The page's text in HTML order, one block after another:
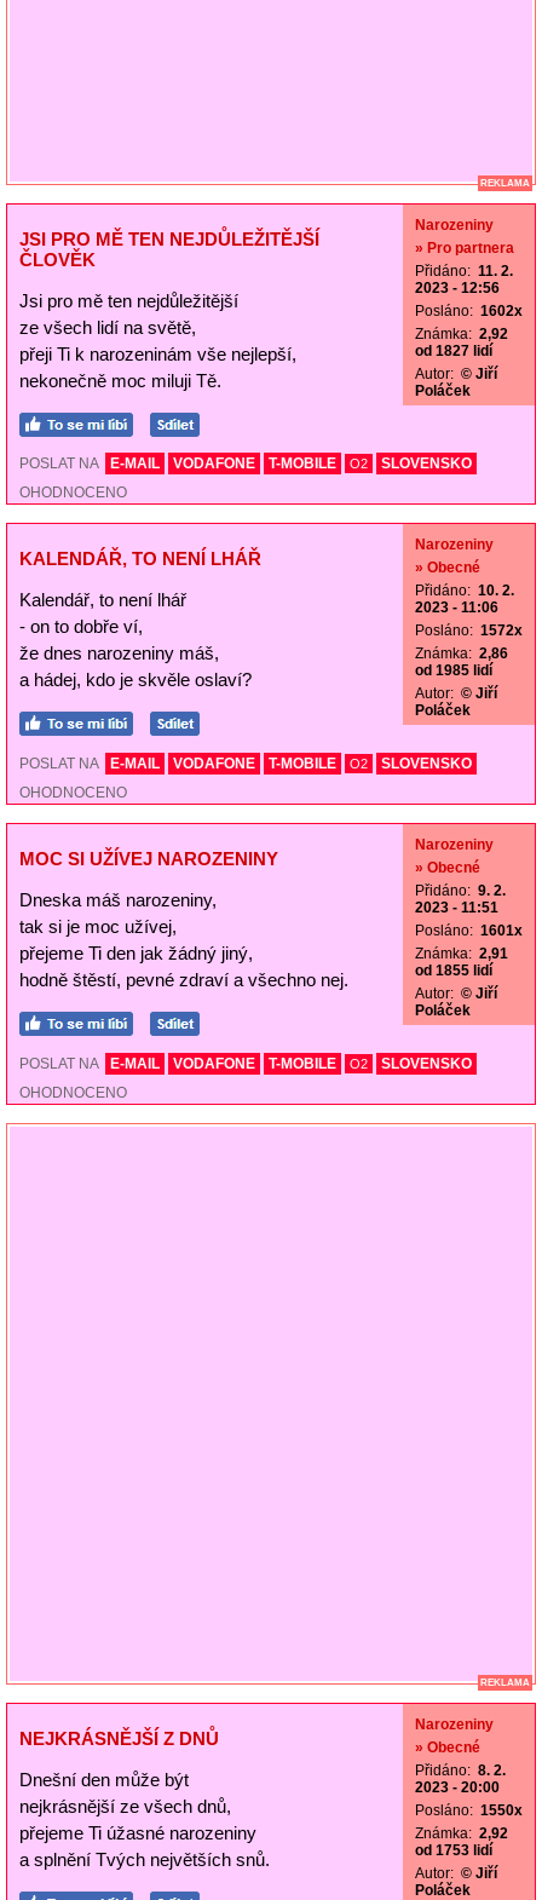
REKLAMA
JSI PRO MĚ TEN NEJDŮLEŽITĚJŠÍ
ČLOVĚK
Jsi pro mě ten nejdůležitější
ze všech lidí na světě,
přeji Ti k narozeninám vše nejlepší,
nekonečně moc miluji Tě.
Narozeniny
» Pro partnera
Přidáno: 11. 2.
2023 - 12:56
Posláno: 1602x
Známka: 2,92
od 1827 lidí
Autor: © Jiří
Poláček
POSLAT NA E-MAIL VODAFONE T-MOBILE O2
SLOVENSKO
OHODNOCENO
KALENDÁŘ, TO NENÍ LHÁŘ
Kalendář, to není lhář
- on to dobře ví,
že dnes narozeniny máš,
a hádej, kdo je skvěle oslaví?
Narozeniny
» Obecné
Přidáno: 10. 2.
2023 - 11:06
Posláno: 1572x
Známka: 2,86
od 1985 lidí
Autor: © Jiří
Poláček
POSLAT NA E-MAIL VODAFONE T-MOBILE O2
SLOVENSKO
OHODNOCENO
MOC SI UŽÍVEJ NAROZENINY
Dneska máš narozeniny,
tak si je moc užívej,
přejeme Ti den jak žádný jiný,
hodně štěstí, pevné zdraví a všechno nej.
Narozeniny
» Obecné
Přidáno: 9. 2.
2023 - 11:51
Posláno: 1601x
Známka: 2,91
od 1855 lidí
Autor: © Jiří
Poláček
POSLAT NA E-MAIL VODAFONE T-MOBILE O2
SLOVENSKO
OHODNOCENO
REKLAMA
NEJKRÁSNĚJŠÍ Z DNŮ
Dnešní den může být
nejkrásnější ze všech dnů,
přejeme Ti úžasné narozeniny
a splnění Tvých největších snů.
Narozeniny
» Obecné
Přidáno: 8. 2.
2023 - 20:00
Posláno: 1550x
Známka: 2,92
od 1753 lidí
Autor: © Jiří
Poláček